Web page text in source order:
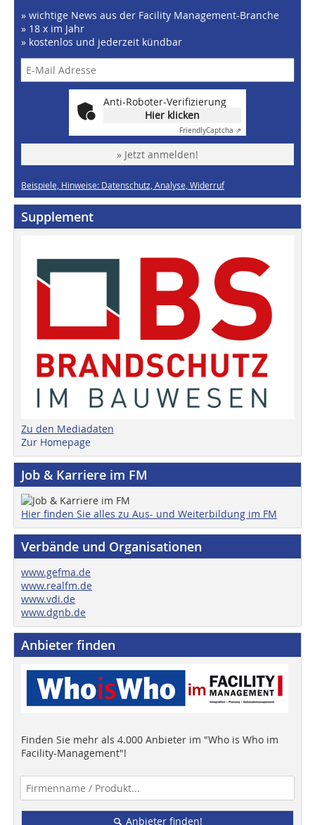
» wichtige News aus der Facility Management-Branche
» 18 x im Jahr
» kostenlos und jederzeit kündbar
Anti-Roboter-Verifizierung
Hier klicken
FriendlyCaptcha ⇗
» Jetzt anmelden!
Beispiele, Hinweise: Datenschutz, Analyse, Widerruf
Supplement
Zu den Mediadaten
Zur Homepage
Job & Karriere im FM
Hier finden Sie alles zu Aus- und Weiterbildung im FM
Verbände und Organisationen
www.gefma.de
www.realfm.de
www.vdi.de
www.dgnb.de
Anbieter finden
Finden Sie mehr als 4.000 Anbieter im "Who is Who im
Facility-Management"!
Anbieter finden!